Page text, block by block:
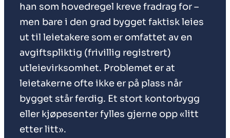
han som hovedregel kreve fradrag for –
men bare i den grad bygget faktisk leies
ut til leietakere som er omfattet av en
avgiftspliktig (frivillig registrert)
utleievirksomhet. Problemet er at
leietakerne ofte ikke er på plass når
bygget står ferdig. Et stort kontorbygg
eller kjøpesenter fylles gjerne opp «litt
etter litt».